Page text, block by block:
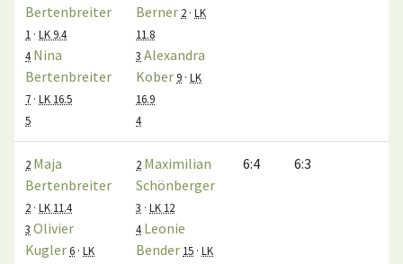
Bertenbreiter
1 · LK 9.4
4 Nina
Bertenbreiter
7 · LK 16.5
5
Berner 2 · LK
11.8
3 Alexandra
Kober9 · LK
16.9
4
2 Maja
Bertenbreiter
2 · LK 11.4
3 Olivier
Kugler6 · LK
2 Maximilian
Schönberger
3 · LK 12
4 Leonie
Bender 15 · LK
6:4 6:3